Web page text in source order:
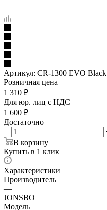
Артикул: CR-1300 EVO Black
Розничная цена
1 310 ₽
Для юр. лиц c НДС
1 600 ₽
Достаточно
В корзину
Купить в 1 клик
Характеристики
Производитель
—
JONSBO
Модель